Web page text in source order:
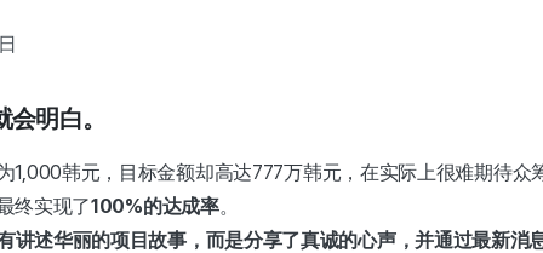
明白。
1,000韩元，目标金额却高达777万韩元，在实际上很难期待众
终实现了100%的达成率。
讲述华丽的项目故事，而是分享了真诚的心声，并通过最新消